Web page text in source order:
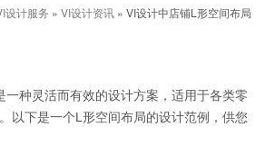
设计服务 » VI设计资讯 » VI设计中店铺L形空间布局
一种灵活而有效的设计方案，适用于各类零
以下是一个L形空间布局的设计范例，供您